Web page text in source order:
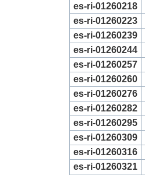
es-ri-01260218
es-ri-01260223
es-ri-01260239
es-ri-01260244
es-ri-01260257
es-ri-01260260
es-ri-01260276
es-ri-01260282
es-ri-01260295
es-ri-01260309
es-ri-01260316
es-ri-01260321